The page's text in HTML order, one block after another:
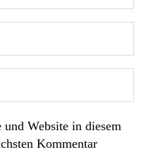
Website in diesem
Kommentar